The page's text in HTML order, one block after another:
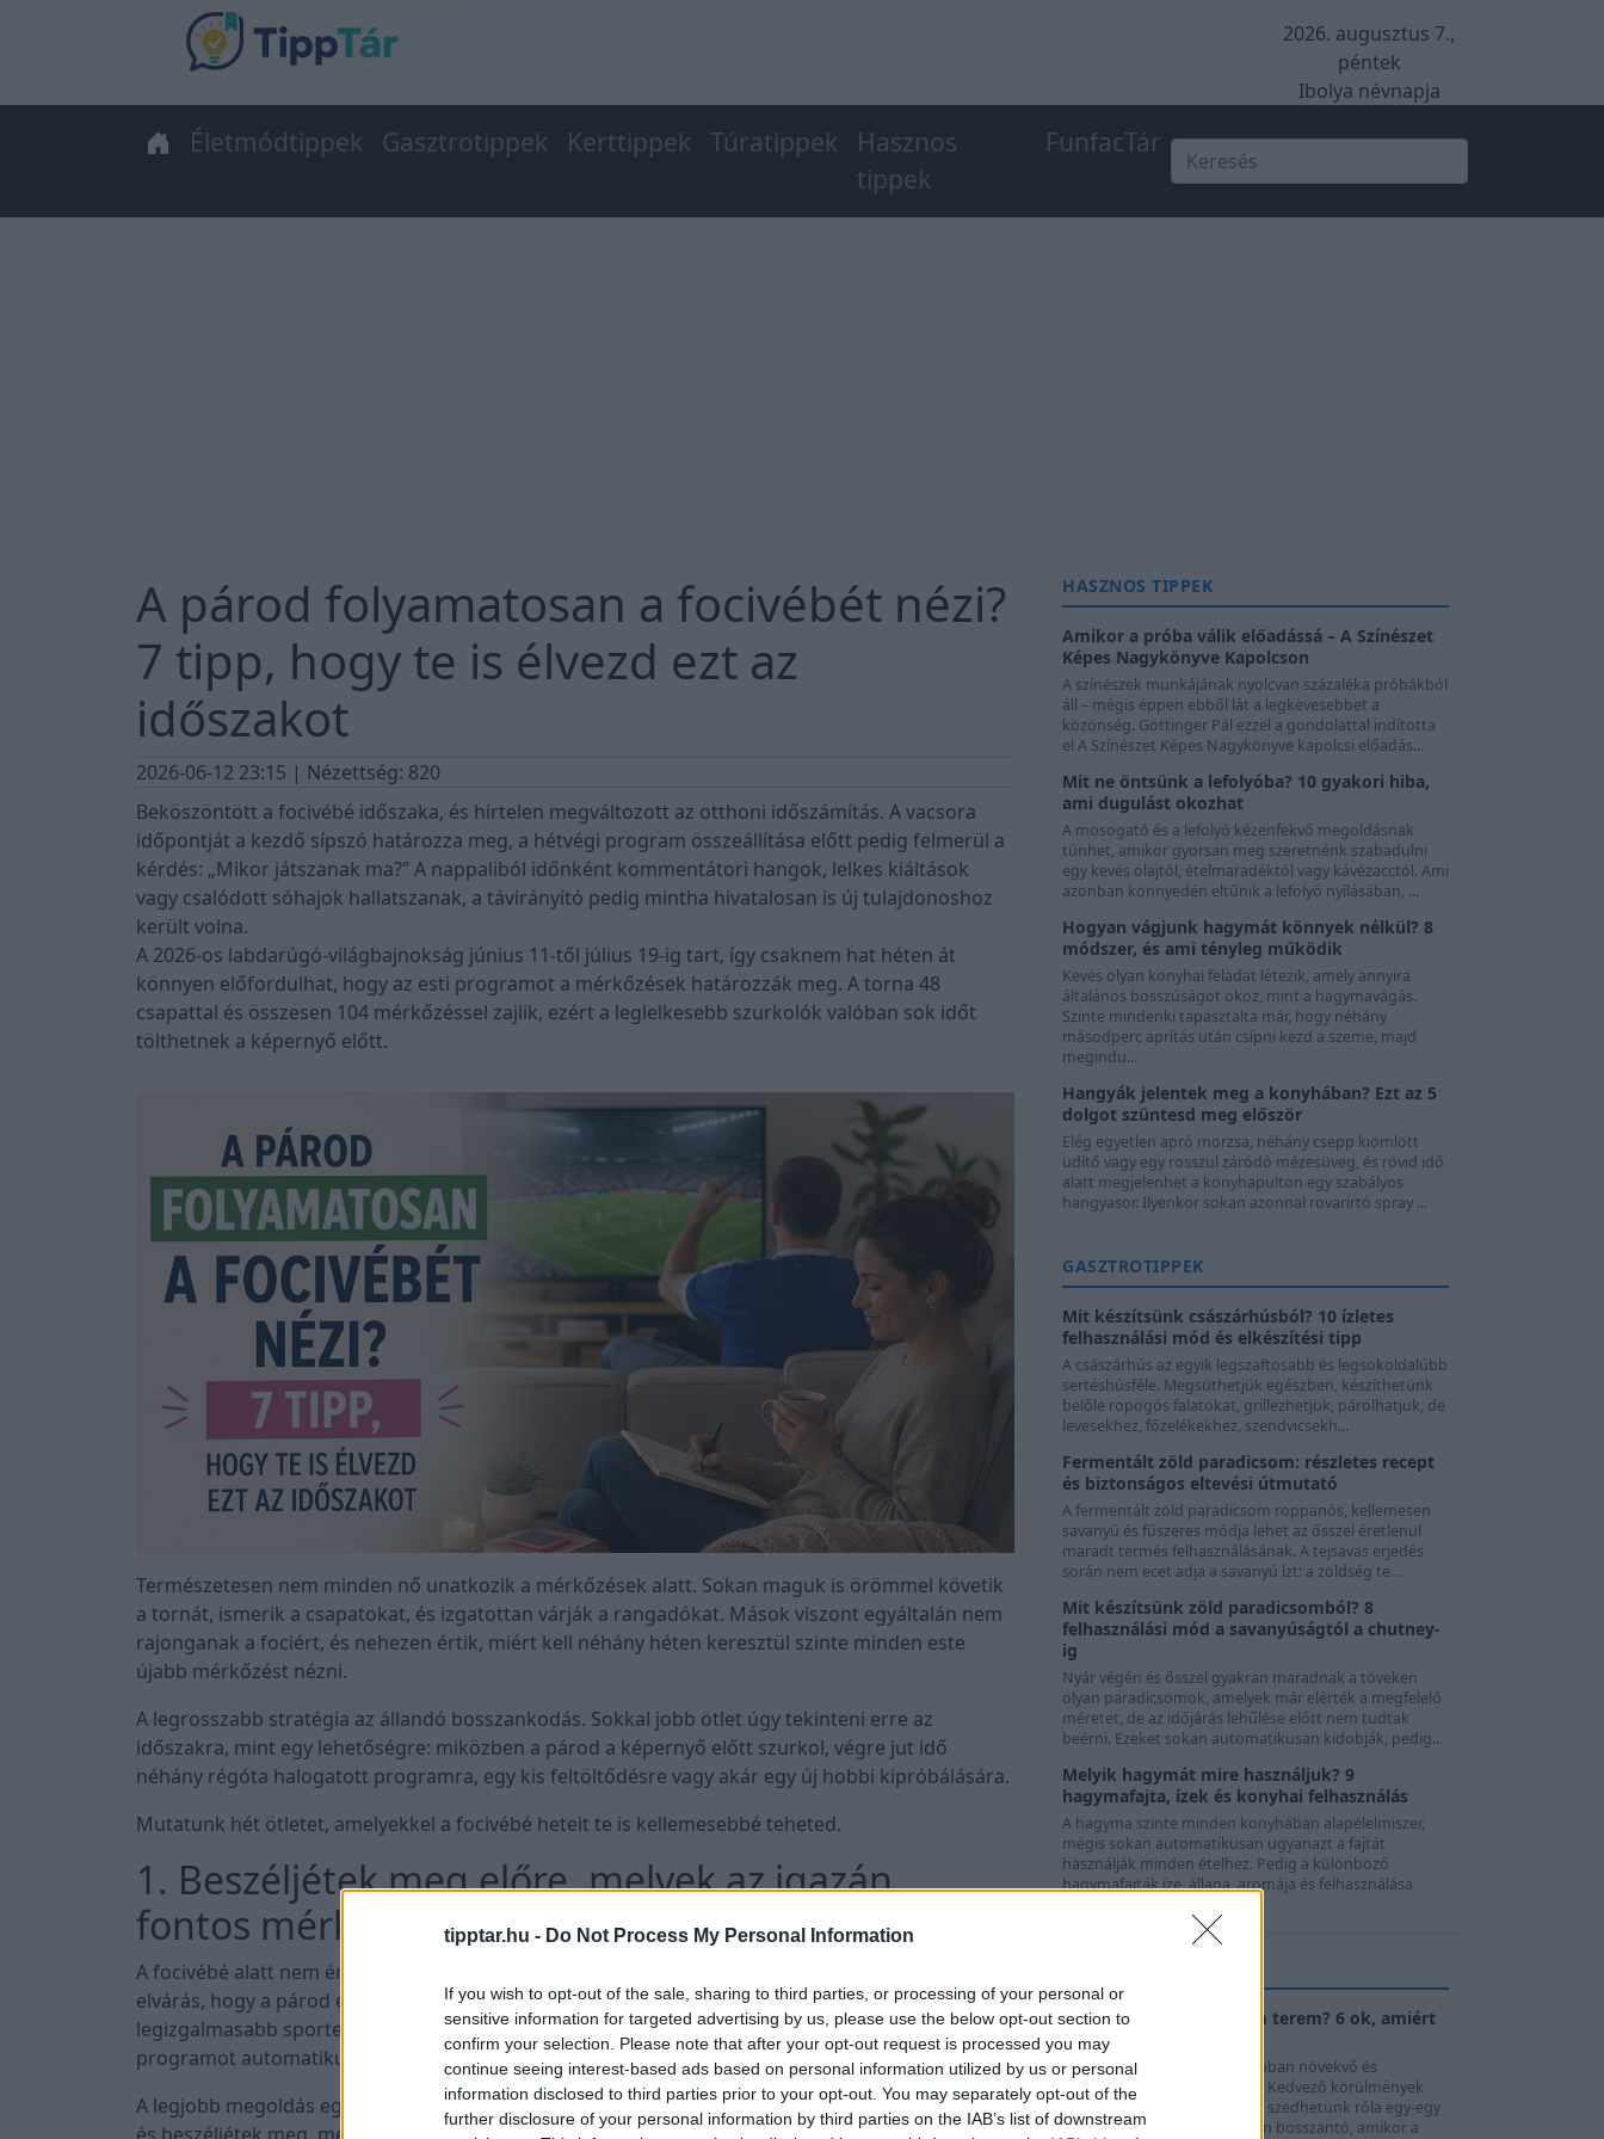
tipptar.hu - Do Not Process My Personal Information
If you wish to opt-out of the sale, sharing to third parties, or processing of your personal or
sensitive information for targeted advertising by us, please use the below opt-out section to
confirm your selection. Please note that after your opt-out request is processed you may
continue seeing interest-based ads based on personal information utilized by us or personal
information disclosed to third parties prior to your opt-out. You may separately opt-out of the
further disclosure of your personal information by third parties on the IAB’s list of downstream
2026. augusztus 7.,
péntek
Ibolya névnapja
Életmódtippek Gasztrotippek Kerttippek Túratippek
Hasznos
tippek
FunfacTár
A párod folyamatosan a focivébét nézi?
7 tipp, hogy te is élvezd ezt az
időszakot
2026-06-12 23:15 | Nézettség: 820
Beköszöntött a focivébé időszaka, és hirtelen megváltozott az otthoni időszámítás. A vacsora
időpontját a kezdő sípszó határozza meg, a hétvégi program összeállítása előtt pedig felmerül a
kérdés: „Mikor játszanak ma?” A nappaliból időnként kommentátori hangok, lelkes kiáltások
vagy csalódott sóhajok hallatszanak, a távirányító pedig mintha hivatalosan is új tulajdonoshoz
került volna.
A 2026-os labdarúgó-világbajnokság június 11-től július 19-ig tart, így csaknem hat héten át
könnyen előfordulhat, hogy az esti programot a mérkőzések határozzák meg. A torna 48
csapattal és összesen 104 mérkőzéssel zajlik, ezért a leglelkesebb szurkolók valóban sok időt
tölthetnek a képernyő előtt.
Természetesen nem minden nő unatkozik a mérkőzések alatt. Sokan maguk is örömmel követik
a tornát, ismerik a csapatokat, és izgatottan várják a rangadókat. Mások viszont egyáltalán nem
rajonganak a fociért, és nehezen értik, miért kell néhány héten keresztül szinte minden este
újabb mérkőzést nézni.
A legrosszabb stratégia az állandó bosszankodás. Sokkal jobb ötlet úgy tekinteni erre az
időszakra, mint egy lehetőségre: miközben a párod a képernyő előtt szurkol, végre jut idő
néhány régóta halogatott programra, egy kis feltöltődésre vagy akár egy új hobbi kipróbálására.
Mutatunk hét ötletet, amelyekkel a focivébé heteit te is kellemesebbé teheted.
1. Beszéljétek meg előre, melyek az igazán
fontos mérkőzések
A focivébé alatt nem érdemes minden egyes meccset párkapcsolati vitává alakítani. Az sem reális
elvárás, hogy a párod egyetlen találkozót se nézzen meg, ha számára ez az év egyik
legizgalmasabb sporteseménye. Ugyanakkor az sem ideális, ha heteken át minden közös
programot automatikusan felülír a következő közvetítés.
A legjobb megoldás egy egyszerű, előzetes egyeztetés. Nézzétek át a fontosabb mérkőzéseket,
HASZNOS TIPPEK
Amikor a próba válik előadássá – A Színészet
Képes Nagykönyve Kapolcson
A színészek munkájának nyolcvan százaléka próbákból
áll – mégis éppen ebből lát a legkevesebbet a
közönség. Göttinger Pál ezzel a gondolattal indította
el A Színészet Képes Nagykönyve kapolcsi előadás...
Mit ne öntsünk a lefolyóba? 10 gyakori hiba,
ami dugulást okozhat
A mosogató és a lefolyó kézenfekvő megoldásnak
tűnhet, amikor gyorsan meg szeretnénk szabadulni
egy kevés olajtól, ételmaradéktól vagy kávézacctól. Ami
azonban könnyedén eltűnik a lefolyó nyílásában, ...
Hogyan vágjunk hagymát könnyek nélkül? 8
módszer, és ami tényleg működik
Kevés olyan konyhai feladat létezik, amely annyira
általános bosszúságot okoz, mint a hagymavágás.
Szinte mindenki tapasztalta már, hogy néhány
másodperc aprítás után csípni kezd a szeme, majd
megindu...
Hangyák jelentek meg a konyhában? Ezt az 5
dolgot szüntesd meg először
Elég egyetlen apró morzsa, néhány csepp kiömlött
üdítő vagy egy rosszul záródó mézesüveg, és rövid idő
alatt megjelenhet a konyhapulton egy szabályos
hangyasor. Ilyenkor sokan azonnal rovarirtó spray ...
GASZTROTIPPEK
Mit készítsünk császárhúsból? 10 ízletes
felhasználási mód és elkészítési tipp
A császárhús az egyik legszaftosabb és legsokoldalúbb
sertéshúsféle. Megsüthetjük egészben, készíthetünk
belőle ropogós falatokat, grillezhetjük, párolhatjuk, de
levesekhez, főzelékekhez, szendvicsekh...
Fermentált zöld paradicsom: részletes recept
és biztonságos eltevési útmutató
A fermentált zöld paradicsom roppanós, kellemesen
savanyú és fűszeres módja lehet az ősszel éretlenül
maradt termés felhasználásának. A tejsavas erjedés
során nem ecet adja a savanyú ízt: a zöldség te...
Mit készítsünk zöld paradicsomból? 8
felhasználási mód a savanyúságtól a chutney-
ig
Nyár végén és ősszel gyakran maradnak a töveken
olyan paradicsomok, amelyek már elérték a megfelelő
méretet, de az időjárás lehűlése előtt nem tudtak
beérni. Ezeket sokan automatikusan kidobják, pedig...
Melyik hagymát mire használjuk? 9
hagymafajta, ízek és konyhai felhasználás
A hagyma szinte minden konyhában alapélelmiszer,
mégis sokan automatikusan ugyanazt a fajtát
használják minden ételhez. Pedig a különböző
hagymafajták íze, állaga, aromája és felhasználása
Cukkini virágzik, de nem terem? 6 ok, amiért
elmaradhat a termés
A cukkini az egyik leggyorsabban növekvő és
legbőtermőbb kerti zöldség. Kedvező körülmények
között akár néhány naponta szedhetünk róla egy-egy
friss termést, ezért különösen bosszantó, amikor a